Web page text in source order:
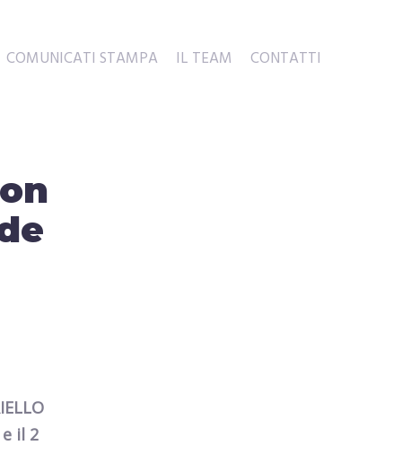
COMUNICATI STAMPA IL TEAM CONTATTI
il 2